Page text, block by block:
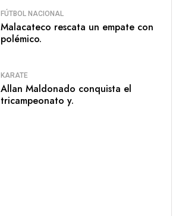
FÚTBOL NACIONAL
Malacateco rescata un empate con
polémico.
KARATE
Allan Maldonado conquista el
tricampeonato y.